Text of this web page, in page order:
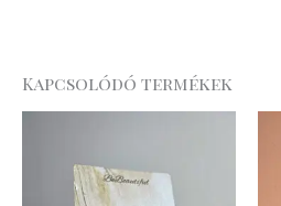
Kapcsolódó termékek